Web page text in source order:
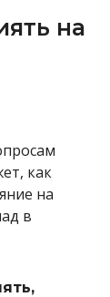
на
как
на
в